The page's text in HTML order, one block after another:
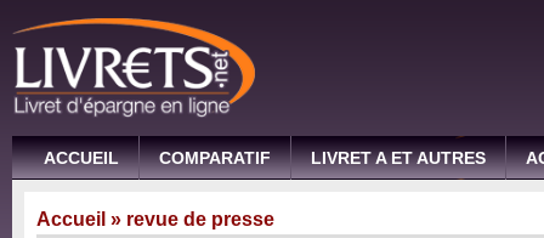
ACCUEIL COMPARATIF LIVRET A ET AUTRES
Accueil » revue de presse